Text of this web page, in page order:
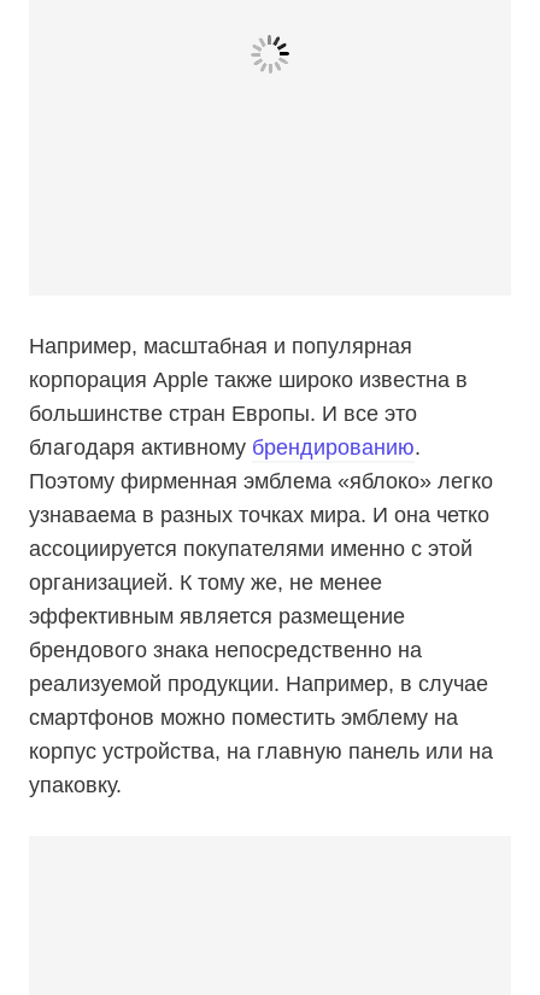
Например, масштабная и популярная
корпорация Apple также широко известна в
большинстве стран Европы. И все это
благодаря активному брендированию.
Поэтому фирменная эмблема «яблоко» легко
узнаваема в разных точках мира. И она четко
ассоциируется покупателями именно с этой
организацией. К тому же, не менее
эффективным является размещение
брендового знака непосредственно на
реализуемой продукции. Например, в случае
смартфонов можно поместить эмблему на
корпус устройства, на главную панель или на
упаковку.